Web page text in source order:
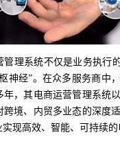
管理系统不仅是业务执行
神经”。在众多服务商中
，其电商运营管理系统
跨境、内贸多业态的深度
现高效、智能、可持续的